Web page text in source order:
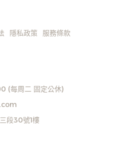
隱私政策 服務條款
(每周二 固定公休)
段30號1樓